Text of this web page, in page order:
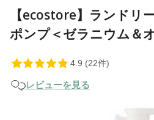
【ecostore】ランドリ
ポンプ＜ゼラニウム＆
レビューを見る